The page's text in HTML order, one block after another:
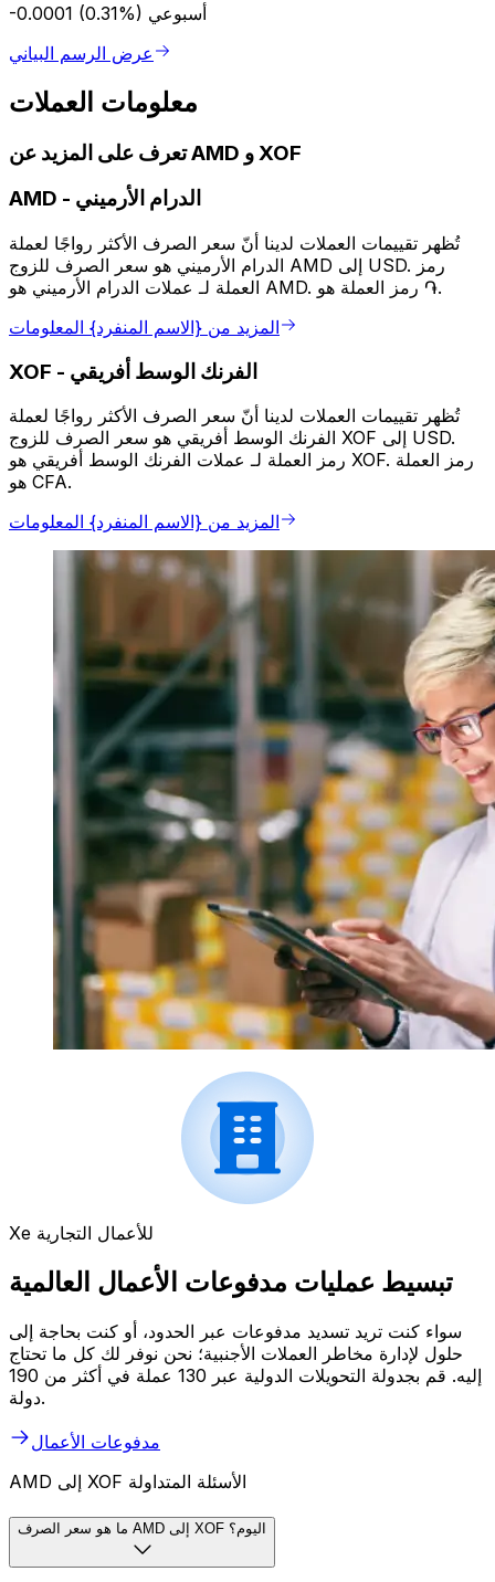
-0.0001 (0.31%) أسبوعي
عرض الرسم البياني
معلومات العملات
تعرف على المزيد عن AMD و XOF
AMD - الدرام الأرميني
تُظهر تقييمات العملات لدينا أنّ سعر الصرف الأكثر رواجًا لعملة
الدرام الأرميني هو سعر الصرف للزوج AMD إلى USD. رمز
العملة لـ عملات الدرام الأرميني هو AMD. رمز العملة هو ֏.
المزيد من {الاسم المنفرد} المعلومات
XOF - الفرنك الوسط أفريقي
تُظهر تقييمات العملات لدينا أنّ سعر الصرف الأكثر رواجًا لعملة
الفرنك الوسط أفريقي هو سعر الصرف للزوج XOF إلى USD.
رمز العملة لـ عملات الفرنك الوسط أفريقي هو XOF. رمز العملة
هو CFA.
المزيد من {الاسم المنفرد} المعلومات
Xe للأعمال التجارية
تبسيط عمليات مدفوعات الأعمال العالمية
سواء كنت تريد تسديد مدفوعات عبر الحدود، أو كنت بحاجة إلى
حلول لإدارة مخاطر العملات الأجنبية؛ نحن نوفر لك كل ما تحتاج
إليه. قم بجدولة التحويلات الدولية عبر 130 عملة في أكثر من 190
دولة.
مدفوعات الأعمال
AMD إلى XOF الأسئلة المتداولة
ما هو سعر الصرف AMD إلى XOF اليوم؟